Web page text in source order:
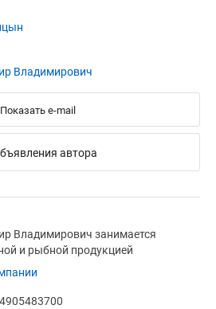
Владимирович
Показать e-mail
автора
Владимирович занимается
и рыбной продукцией